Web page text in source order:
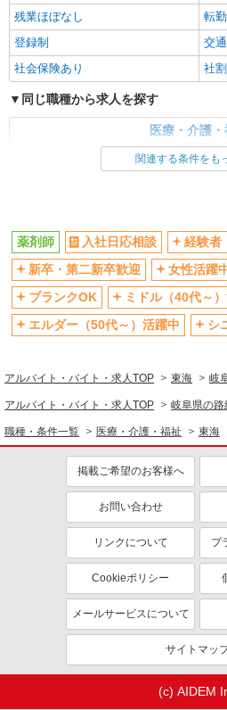
残業ほぼなし
転
登録制
交
社会保険あり
社
同じ職種から求人を探す
医療・介護
社会保険あり
関連する条件をも
薬剤師 入社日応相談
経験者
新卒・第二新卒歓迎
女性活躍
ブランクOK
ミドル（40代～
エルダー（50代～）活躍中
シ
アルバイト・バイト・求人TOP 東海 岐
アルバイト・バイト・求人TOP 岐阜県の路
職種・条件一覧 医療・介護・福祉 東海
掲載ご希望のお客様へ
お問い合わせ
リンクについて プ
Cookieポリシー
メールサービスについて
サイトマッ
(c) AIDEM